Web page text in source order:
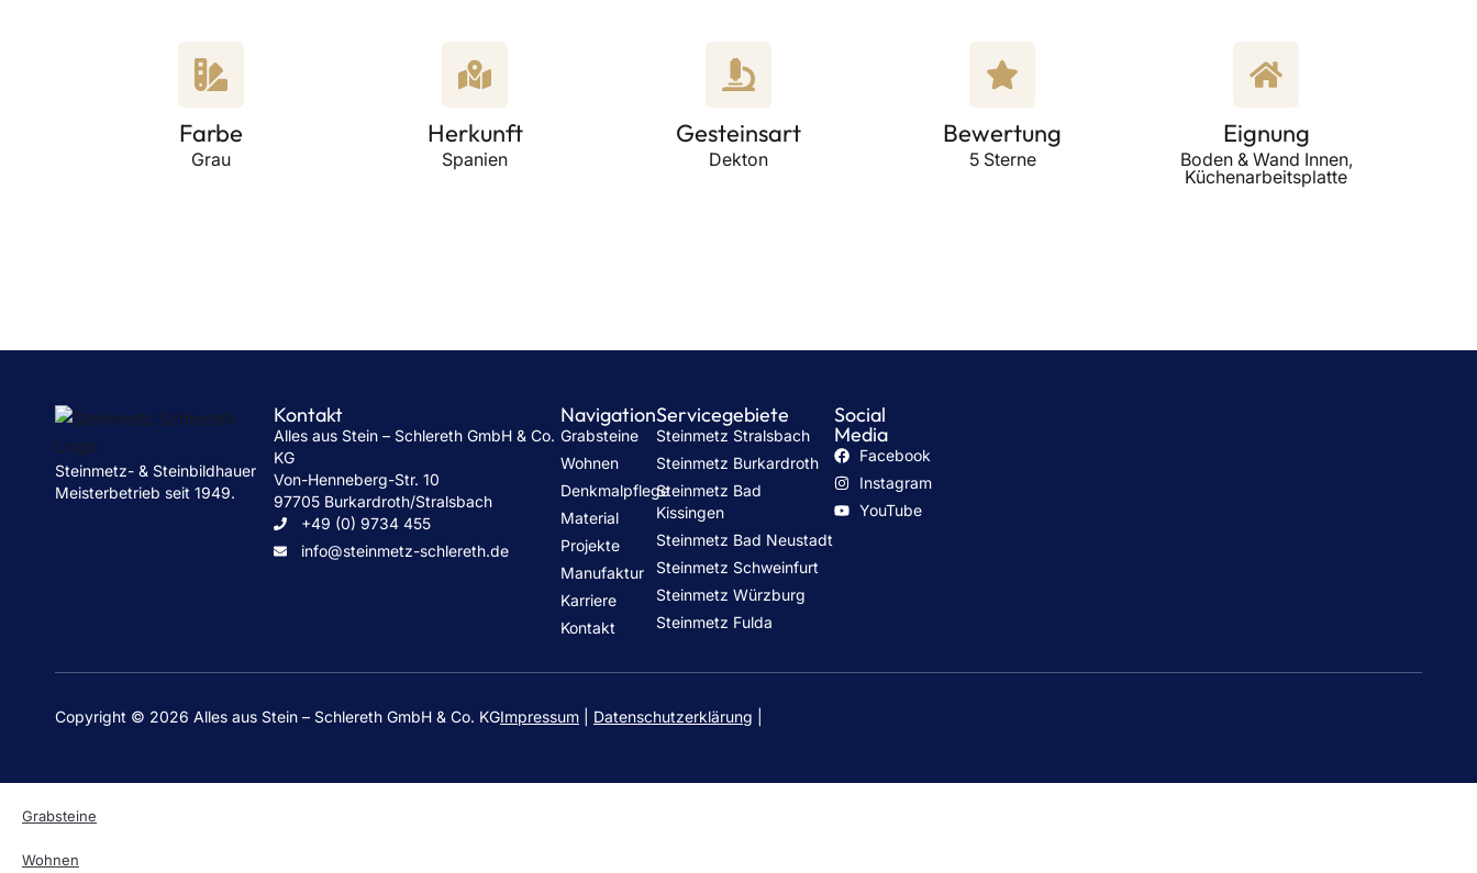
Farbe
Grau
Herkunft
Spanien
Gesteinsart
Dekton
Bewertung
5 Sterne
Eignung
Boden & Wand Innen,
Küchenarbeitsplatte
Steinmetz- & Steinbildhauer
Meisterbetrieb seit 1949.
Kontakt
Alles aus Stein – Schlereth GmbH & Co.
KG
Von-Henneberg-Str. 10
97705 Burkardroth/Stralsbach
+49 (0) 9734 455
info@steinmetz-schlereth.de
Navigation
Grabsteine
Wohnen
Denkmalpflege
Material
Projekte
Manufaktur
Karriere
Kontakt
Servicegebiete
Steinmetz Stralsbach
Steinmetz Burkardroth
Steinmetz Bad
Kissingen
Steinmetz Bad Neustadt
Steinmetz Schweinfurt
Steinmetz Würzburg
Steinmetz Fulda
Social
Media
Facebook
Instagram
YouTube
Copyright © 2026 Alles aus Stein – Schlereth GmbH & Co. KGImpressum Datenschutzerklärung
Grabsteine
Wohnen